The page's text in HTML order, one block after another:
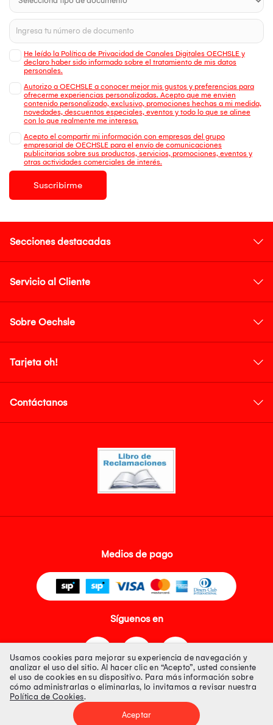
He leído la Política de Privacidad de Canales Digitales OECHSLE y
declaro haber sido informado sobre el tratamiento de mis datos
personales.
Autorizo a OECHSLE a conocer mejor mis gustos y preferencias para
ofrecerme experiencias personalizadas. Acepto que me envien
contenido personalizado, exclusivo, promociones hechas a mi medida,
novedades, descuentos especiales, eventos y todo lo que se alinee
con lo que realmente me interesa.
Acepto el compartir mi información con empresas del grupo
empresarial de OECHSLE para el envío de comunicaciones
publicitarias sobre sus productos, servicios, promociones, eventos y
otras actividades comerciales de interés.
Suscribirme
Secciones destacadas
Servicio al Cliente
Sobre Oechsle
Tarjeta oh!
Contáctanos
Medios de pago
Síguenos en
Tienda 100% Segura
Usamos cookies para mejorar su experiencia de navegación y
analizar el uso del sitio. Al hacer clic en “Acepto”, usted consiente
el uso de cookies en su dispositivo. Para más información sobre
cómo administrarlas o eliminarlas, lo invitamos a revisar nuestra
Política de Cookies.
Aceptar